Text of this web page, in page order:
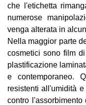
che l'etichetta
numerose
venga alterata in
Nella maggior parte
cosmetici sono film
plastificazione
e contemporaneo.
resistenti all'umidità
contro